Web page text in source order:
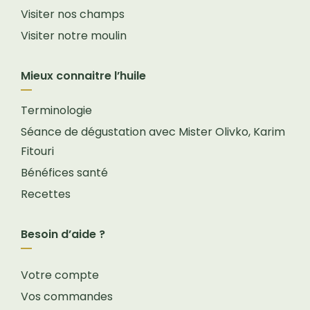
Visiter nos champs
Visiter notre moulin
Mieux connaitre l’huile
Terminologie
Séance de dégustation avec Mister Olivko, Karim
Fitouri
Bénéfices santé
Recettes
Besoin d’aide ?
Votre compte
Vos commandes